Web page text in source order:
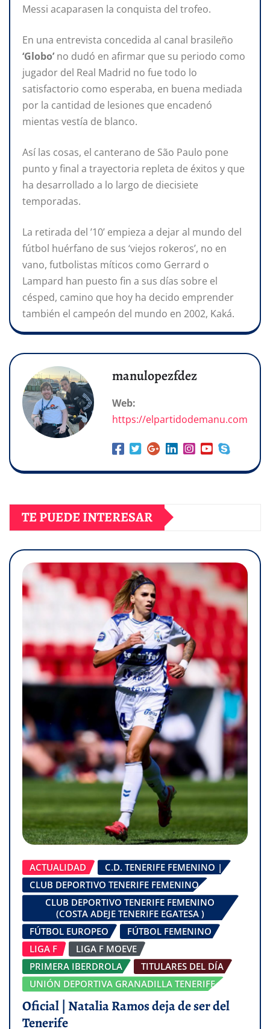
Messi acaparasen la conquista del trofeo.
En una entrevista concedida al canal brasileño
‘Globo’no dudó en afirmar que su periodo como
jugador del Real Madrid no fue todo lo
satisfactorio como esperaba, en buena mediada
por la cantidad de lesiones que encadenó
mientas vestía de blanco.
Así las cosas, el canterano de São Paulo pone
punto y final a trayectoria repleta de éxitos y que
ha desarrollado a lo largo de diecisiete
temporadas.
La retirada del ’10’ empieza a dejar al mundo del
fútbol huérfano de sus ‘viejos rokeros’, no en
vano, futbolistas míticos como Gerrard o
Lampard han puesto fin a sus días sobre el
césped, camino que hoy ha decido emprender
también el campeón del mundo en 2002, Kaká.
manulopezfdez
Web:
https://elpartidodemanu.com
TE PUEDE INTERESAR
ACTUALIDAD
C.D. TENERIFE FEMENINO |
CLUB DEPORTIVO TENERIFE FEMENINO
CLUB DEPORTIVO TENERIFE FEMENINO
(COSTA ADEJE TENERIFE EGATESA )
FÚTBOL EUROPEO
FÚTBOL FEMENINO
LIGA F
LIGA F MOEVE
PRIMERA IBERDROLA
TITULARES DEL DÍA
UNIÓN DEPORTIVA GRANADILLA TENERIFE
Oficial | Natalia Ramos deja de ser del
Tenerife